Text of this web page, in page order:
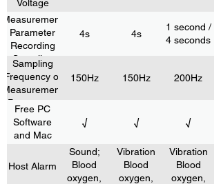
Voltage
Measurement
Parameter
Recording
Sampling
Rate
4s 4s
1 second /
4 seconds
Sampling
Frequency of
Measurement
Parameters
150Hz 150Hz 200Hz
Free PC
Software
and Mac
√ √ √
Host Alarm
Sound;
Blood
oxygen,
Vibration
Blood
oxygen,
Vibration
Blood
oxygen,